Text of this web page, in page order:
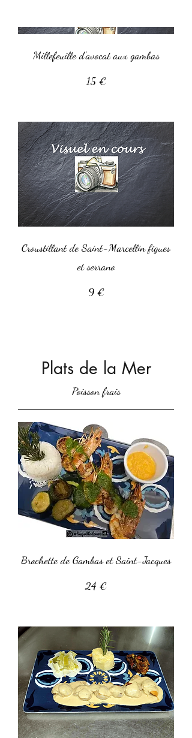
Millefeuille d'avocat aux gambas
15 €
Croustillant de Saint-Marcellin figues
et serrano
9 €
Plats de la Mer
Poisson frais
Brochette de Gambas et Saint-Jacques
24 €